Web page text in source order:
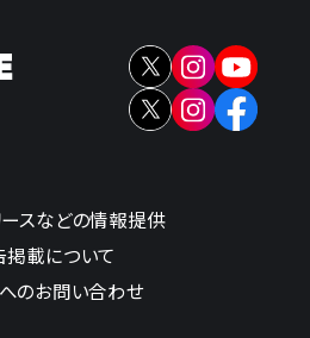
ースなどの情報提供
掲載について
のお問い合わせ